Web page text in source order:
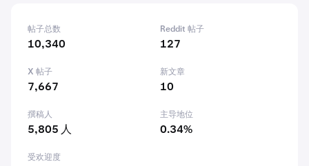
帖子总数
10,340
Reddit 帖子
127
X 帖子
7,667
新文章
10
撰稿人
5,805 人
主导地位
0.34%
受欢迎度